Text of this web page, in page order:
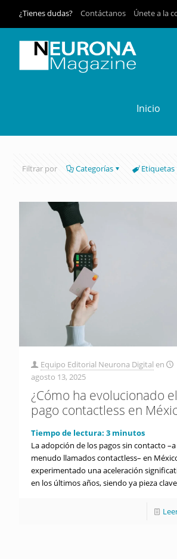
¿Tienes dudas? Contáctanos Únete a la
Inicio
Filtrar por Categorías Etiquetas
Equipo Editorial Neurona Digital en
agosto 13, 2025
¿Cómo ha evolucionado el
pago contactless en
Tiempo de lectura: 3 minutos
La adopción de los pagos sin contacto –a
menudo llamados contactless– en
experimentado una aceleración
en los últimos años, siendo ya pieza clave